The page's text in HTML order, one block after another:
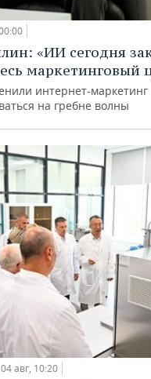
«ИИ сегодня
маркетинговый
интернет-маркетинг
на гребне волны
04 авг, 10:20